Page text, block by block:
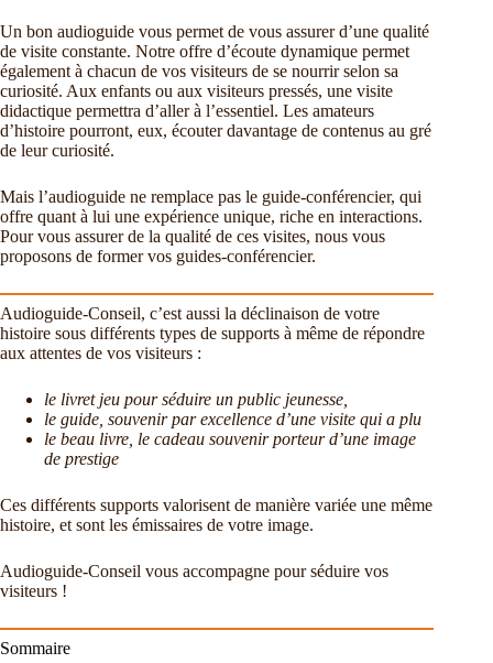
Un bon audioguide vous permet de vous assurer d’une qualité
de visite constante. Notre offre d’écoute dynamique permet
également à chacun de vos visiteurs de se nourrir selon sa
curiosité. Aux enfants ou aux visiteurs pressés, une visite
didactique permettra d’aller à l’essentiel. Les amateurs
d’histoire pourront, eux, écouter davantage de contenus au gré
de leur curiosité.
Mais l’audioguide ne remplace pas le guide-conférencier, qui
offre quant à lui une expérience unique, riche en interactions.
Pour vous assurer de la qualité de ces visites, nous vous
proposons de former vos guides-conférencier.
Audioguide-Conseil, c’est aussi la déclinaison de votre
histoire sous différents types de supports à même de répondre
aux attentes de vos visiteurs :
le livret jeu pour séduire un public jeunesse,
le guide, souvenir par excellence d’une visite qui a plu
le beau livre, le cadeau souvenir porteur d’une image
de prestige
Ces différents supports valorisent de manière variée une même
histoire, et sont les émissaires de votre image.
Audioguide-Conseil vous accompagne pour séduire vos
visiteurs !
Sommaire